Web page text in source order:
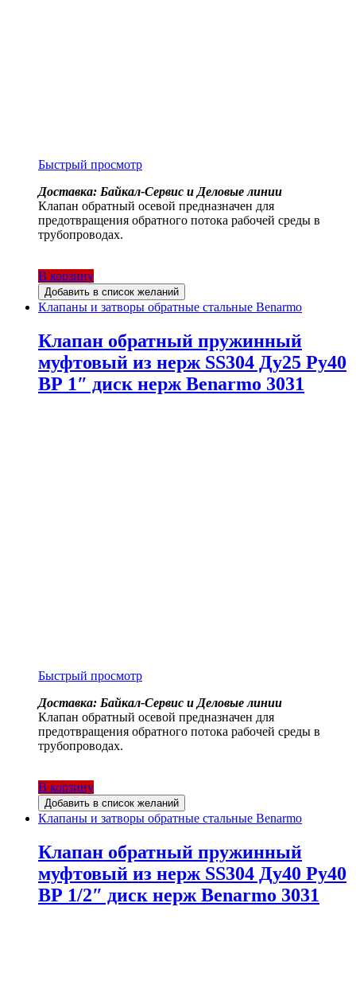
Быстрый просмотр
Доставка: Байкал-Сервис и Деловые линии
Клапан обратный осевой предназначен для
предотвращения обратного потока рабочей среды в
трубопроводах.
В корзину
Добавить в список желаний
Клапаны и затворы обратные стальные Benarmo
Клапан обратный пружинный
муфтовый из нерж SS304 Ду25 Ру40
ВР 1″ диск нерж Benarmo 3031
Быстрый просмотр
Доставка: Байкал-Сервис и Деловые линии
Клапан обратный осевой предназначен для
предотвращения обратного потока рабочей среды в
трубопроводах.
В корзину
Добавить в список желаний
Клапаны и затворы обратные стальные Benarmo
Клапан обратный пружинный
муфтовый из нерж SS304 Ду40 Ру40
ВР 1/2″ диск нерж Benarmo 3031